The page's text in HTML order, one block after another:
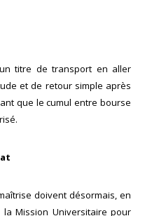
titre de transport en aller
et de retour simple après
que le cumul entre bourse
doivent désormais, en
Mission Universitaire pour